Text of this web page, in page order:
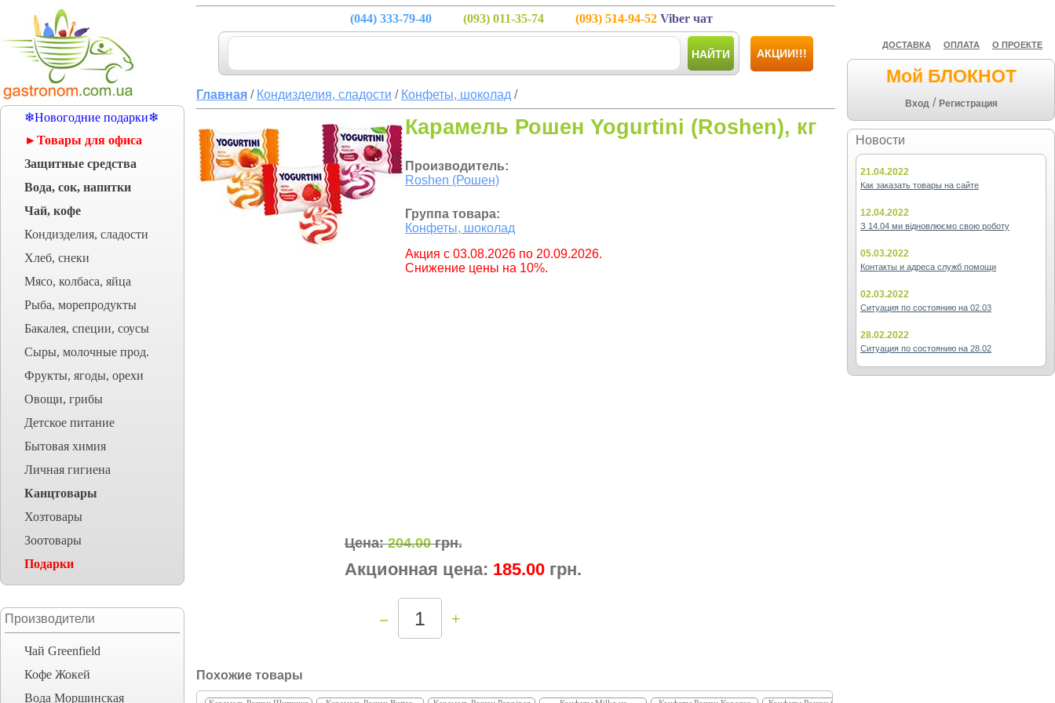
❄Новогодние подарки❄
►Товары для офиса
Защитные средства
Вода, сок, напитки
Чай, кофе
Кондизделия, сладости
Хлеб, снеки
Мясо, колбаса, яйца
Рыба, морепродукты
Бакалея, специи, соусы
Сыры, молочные прод.
Фрукты, ягоды, орехи
Овощи, грибы
Детское питание
Бытовая химия
Личная гигиена
Канцтовары
Хозтовары
Зоотовары
Подарки
Производители
Чай Greenfield
Кофе Жокей
Вода Моршинская
ДОСТАВКА ОПЛАТА О ПРОЕКТЕ
Мой БЛОКНОТ
Вход / Регистрация
Новости
21.04.2022
Как заказать товары на сайте
12.04.2022
З 14.04 ми відновлюємо свою роботу
05.03.2022
Контакты и адреса служб помощи
02.03.2022
Ситуация по состоянию на 02.03
28.02.2022
Ситуация по состоянию на 28.02
(044) 333-79-40 (093) 011-35-74 (093) 514-94-52 Viber чат
НАЙТИ АКЦИИ!!!
Главная / Кондизделия, сладости / Конфеты, шоколад /
Карамель Рошен Yogurtini (Roshen), кг
Производитель:
Roshen (Рошен)
Группа товара:
Конфеты, шоколад
Aкция с 03.08.2026 по 20.09.2026.
Снижение цены на 10%.
Цена:204.00грн.
Акционная цена: 185.00 грн.
– +
Похожие товары